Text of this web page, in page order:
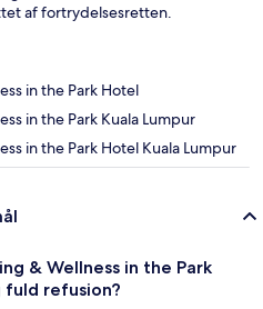
af fortrydelsesretten.
in the Park Hotel
in the Park Kuala Lumpur
in the Park Hotel Kuala Lumpur
& Wellness in the Park
refusion?